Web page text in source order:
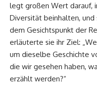
legt großen Wert darauf,
Diversität beinhalten,
dem Gesichtspunkt der
erläuterte sie ihr Ziel:
um dieselbe Geschichte
die wir gesehen haben,
erzählt werden?“